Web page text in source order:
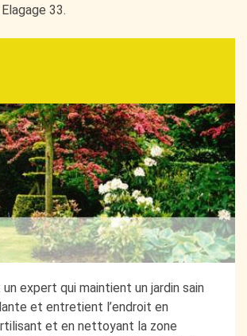
33.
un expert qui maintient un jardin sain
et entretient l’endroit en
et en nettoyant la zone